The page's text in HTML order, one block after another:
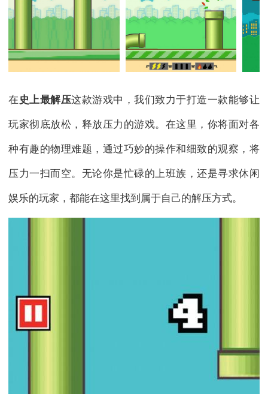
在 史上最解压这款游戏中，我们致力于打造一款能够让
玩家彻底放松，释放压力的游戏。在这里，你将面对各
种有趣的物理难题，通过巧妙的操作和细致的观察，将
压力一扫而空。无论你是忙碌的上班族，还是寻求休闲
娱乐的玩家，都能在这里找到属于自己的解压方式。